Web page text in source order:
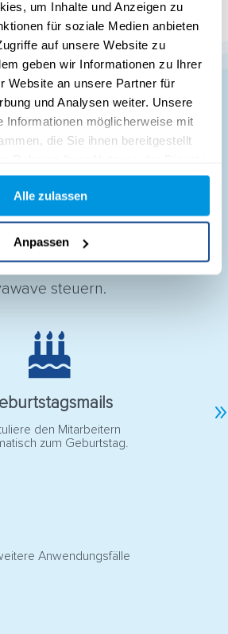
um Inhalte und Anzeigen zu
für soziale Medien anbieten
auf unsere Website zu
geben wir Informationen zu Ihrer
Website an unsere Partner für
und Analysen weiter. Unsere
Informationen möglicherweise mit
die Sie ihnen bereitgestellt
Alle zulassen
Anpassen
HRM-Tool
Aufgaben
automatisiert direkt aus
steuern.

den Mitarbeitern
zum Geburtstag.
Anwendungsfälle